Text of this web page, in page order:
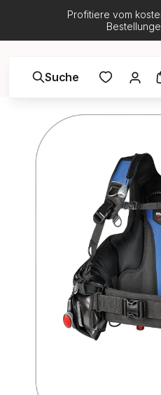
Profitiere vom
Suche